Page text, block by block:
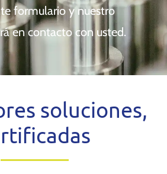
formulario y nuestro
en contacto con usted.
soluciones,